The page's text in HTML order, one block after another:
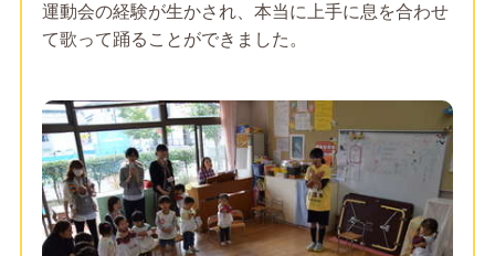
運動会の経験が生かされ、本当に上手に息を合わせ
て歌って踊ることができました。